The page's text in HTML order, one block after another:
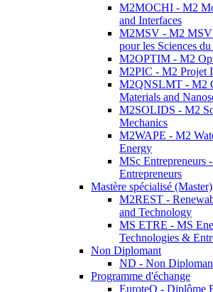
M2MOCHI - M2
and Interfaces
M2MSV - M2 MSV
pour les Sciences
M2OPTIM - M2
M2PIC - M2 Projet
M2QNSLMT - M2
Materials and
M2SOLIDS - M2
Mechanics
M2WAPE - M2
Energy
MSc Entrepreneurs
Entrepreneurs
Mastère spécialisé (Master)
M2REST -
and Technology
MS ETRE - MS
Technologies &
Non Diplomant
ND - Non
Programme d'échange
EuroteQ - Diplôme